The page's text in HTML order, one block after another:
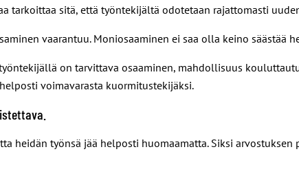
tarkoittaa sitä, että työntekijältä odotetaan rajattomasti
vaarantuu. Moniosaaminen ei saa olla keino
on tarvittava osaaminen, mahdollisuus
voimavarasta kuormitustekijäksi.
heidän työnsä jää helposti huomaamatta. Siksi